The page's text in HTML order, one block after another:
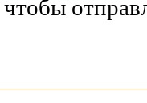
чтобы